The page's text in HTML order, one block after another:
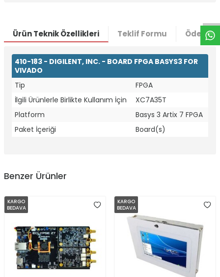
Ürün Teknik Özellikleri Teklif Formu Ödeme
410-183 - DIGILENT, INC. - BOARD FPGA BASYS3 FOR
VIVADO
Tip
FPGA
İlgili Ürünlerle Birlikte Kullanım İçin
XC7A35T
Platform
Basys 3 Artix 7 FPGA
Paket İçeriği
Board(s)
Benzer Ürünler
KARGO
BEDAVA
KARGO
BEDAVA